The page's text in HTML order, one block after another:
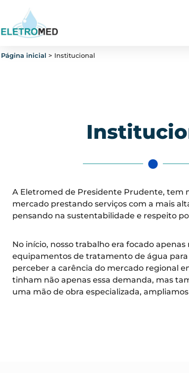
Página inicial > Institucional
A Eletromed de Presidente Prudente, tem
mercado prestando serviços com a mais
pensando na sustentabilidade e respeito
No início, nosso trabalho era focado
equipamentos de tratamento de água para
perceber a carência do mercado regional
tinham não apenas essa demanda, mas
uma mão de obra especializada,